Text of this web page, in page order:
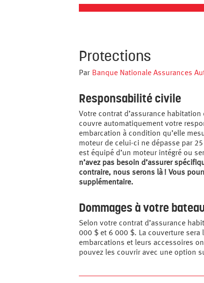
Protections
Par Banque Nationale Assurances
Responsabilité civile
Votre contrat d’assurance
couvre automatiquement votre
embarcation à condition qu’elle
moteur de celui-ci ne dépasse par
est équipé d’un moteur intégré ou
n’avez pas besoin d’assurer
contraire, nous serons là ! Vous
supplémentaire.
Dommages à votre
Selon votre contrat d’assurance
000 $ et 6 000 $. La couverture
embarcations et leurs accessoires
pouvez les couvrir avec une option